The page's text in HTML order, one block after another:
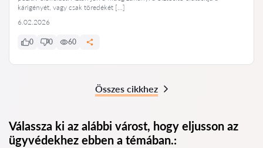
kárigényét, vagy csak töredékét […]
6.02.2026
0 0 60
Összes cikkhez
Válassza ki az alábbi várost, hogy eljusson az
ügyvédekhez ebben a témában.: